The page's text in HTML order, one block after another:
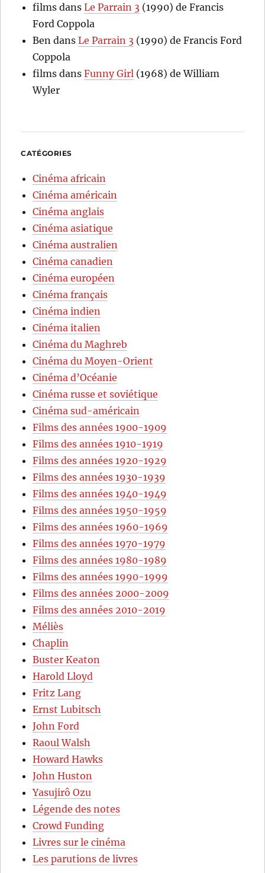
films dansLe Parrain 3 (1990) de Francis
Ford Coppola
Ben dansLe Parrain 3 (1990) de Francis Ford
Coppola
films dansFunny Girl (1968) de William
Wyler
CATÉGORIES
Cinéma africain
Cinéma américain
Cinéma anglais
Cinéma asiatique
Cinéma australien
Cinéma canadien
Cinéma européen
Cinéma français
Cinéma indien
Cinéma italien
Cinéma du Maghreb
Cinéma du Moyen-Orient
Cinéma d’Océanie
Cinéma russe et soviétique
Cinéma sud-américain
Films des années 1900-1909
Films des années 1910-1919
Films des années 1920-1929
Films des années 1930-1939
Films des années 1940-1949
Films des années 1950-1959
Films des années 1960-1969
Films des années 1970-1979
Films des années 1980-1989
Films des années 1990-1999
Films des années 2000-2009
Films des années 2010-2019
Méliès
Chaplin
Buster Keaton
Harold Lloyd
Fritz Lang
Ernst Lubitsch
John Ford
Raoul Walsh
Howard Hawks
John Huston
Yasujirô Ozu
Légende des notes
Crowd Funding
Livres sur le cinéma
Les parutions de livres